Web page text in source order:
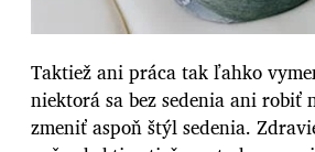
Taktiež ani práca tak ľahko
niektorá sa bez sedenia ani robiť
zmeniť aspoň štýl sedenia.